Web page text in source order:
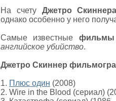
На счету Джетро
однако особенно у него
Самые известные фильмы
английское убийство.
Джетро Скиннер
1. Плюс один (2008)
2. Wire in the Blood (сериал)